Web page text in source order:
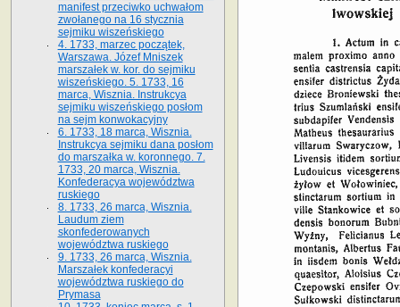
manifest przeciwko uchwałom
zwołanego na 16 stycz­nia
sejmiku wiszeńskiego
4. 1733, marzec początek,
Warszawa. Józef Mniszek
marszałek w. kor. do sejmiku
wiszeńskiego. 5. 1733, 16
marca, Wisznia. Instrukcya
sejmiku wiszeńskiego posłom
na sejm konwokacyjny
6. 1733, 18 marca, Wisznia.
Instrukcya sejmiku dana posłom
do marszałka w. koronnego. 7.
1733, 20 marca, Wisznia.
Konfederacya województwa
ruskiego
8. 1733, 26 marca, Wisznia.
Laudum ziem
skonfederowanych
województwa ruskiego
9. 1733, 26 marca, Wisznia.
Marszałek konfederacyi
województwa ruskiego do
Prymasa